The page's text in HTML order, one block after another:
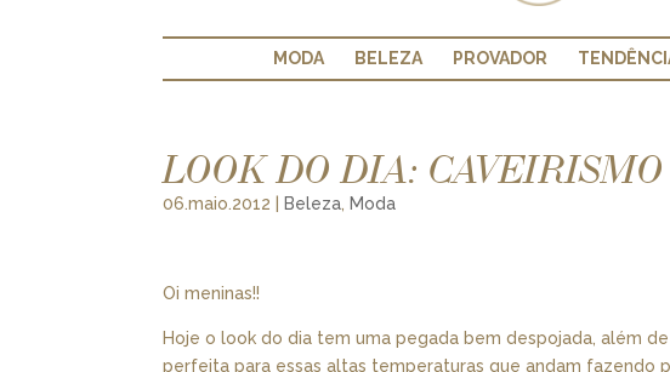
MODA BELEZA PROVADOR
LOOK DO DIA: CAVEIRISMO
06.maio.2012 Beleza, Moda
Oi meninas!!
Hoje o look do dia tem uma pegada bem despojada, além
perfeita para essas altas temperaturas que andam fazendo